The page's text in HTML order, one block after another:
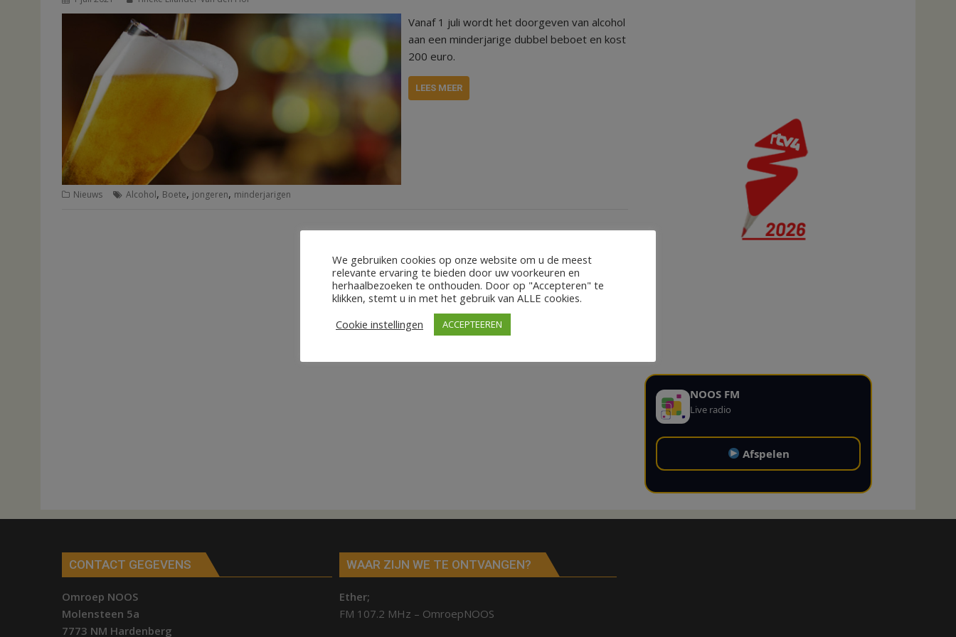
Vanaf 1 juli wordt het doorgeven van alcohol
aan een minderjarige dubbel beboet en kost
200 euro.
LEES MEER
Nieuws Alcohol, Boete, jongeren, minderjarigen
NOOS FM
Live radio
Afspelen
CONTACT GEGEVENS
Omroep NOOS
Molensteen 5a
7773 NM Hardenberg
WAAR ZIJN WE TE ONTVANGEN?
Ether;
FM 107.2 MHz – OmroepNOOS
We gebruiken cookies op onze website om u de meest
relevante ervaring te bieden door uw voorkeuren en
herhaalbezoeken te onthouden. Door op "Accepteren" te
klikken, stemt u in met het gebruik van ALLE cookies.
Cookie instellingen
ACCEPTEEREN